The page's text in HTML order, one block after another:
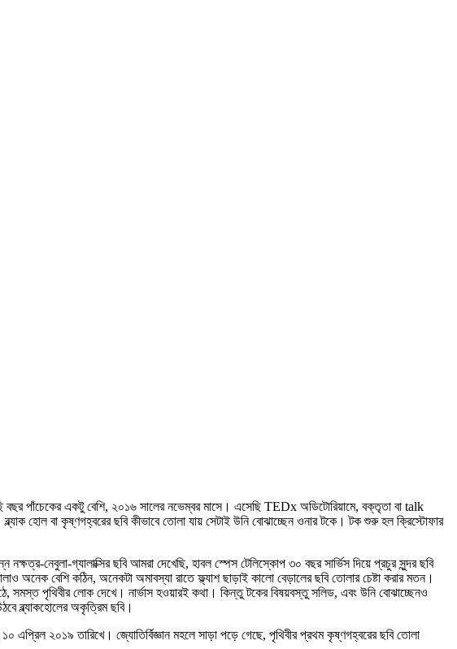
পাঁচেকের একটু বেশি, ২০১৬ সালের নভেম্বর মাসে। এসেছি TEDx অডিটোরিয়ামে, বক্তৃতা বা talk
হোল বা কৃষ্ণগহ্বরের ছবি কীভাবে তোলা যায় সেটাই উনি বোঝাচ্ছেন ওনার টকে। টক শুরু হল ক্রিস্টোফার
নেবুলা-গ্যালাক্সির ছবি আমরা দেখেছি, হাবল স্পেস টেলিস্কোপ ৩০ বছর সার্ভিস দিয়ে প্রচুর সুন্দর ছবি
বেশি কঠিন, অনেকটা অমাবস্যা রাতে ফ্ল্যাশ ছাড়াই কালো বেড়ালের ছবি তোলার চেষ্টা করার মতন।
সমস্ত পৃথিবীর লোক দেখে। নার্ভাস হওয়ারই কথা। কিন্তু টকের বিষয়বস্তু সলিড, এবং উনি বোঝাচ্ছেনও
ব্ল্যাকহোলের অকৃত্রিম ছবি।
২০১৯ তারিখে। জ্যোতির্বিজ্ঞান মহলে সাড়া পড়ে গেছে, পৃথিবীর প্রথম কৃষ্ণগহ্বরের ছবি তোলা